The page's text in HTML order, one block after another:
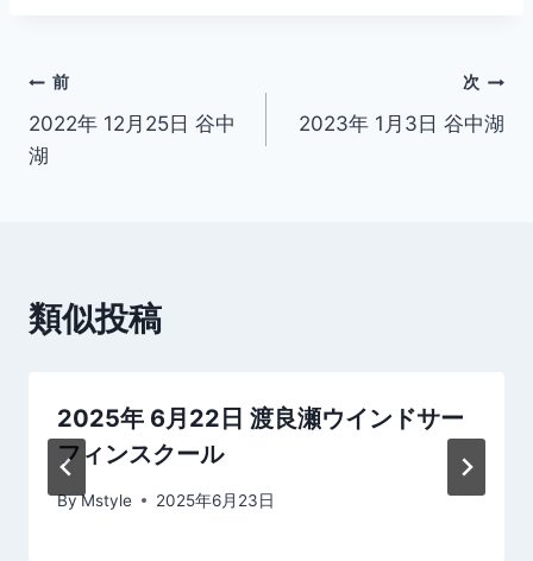
投
稿
ー
ョ
ン
前
2022年 12月25日 谷中
湖
次
2023年 1月3日 谷中湖
類似投稿
2025年 6月22日 渡良瀬ウインドサー
フィンスクール
ByMstyle 2025年6月23日